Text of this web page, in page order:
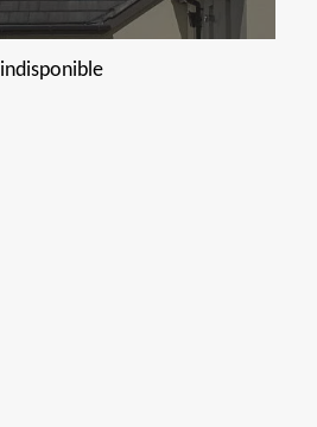
indisponible